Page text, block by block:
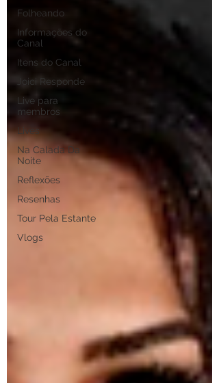
Folheando
Informações do
Canal
Itens do Canal
Joici Responde
Live para
membros
Lives
Na Calada Da
Noite
Reflexões
Resenhas
Tour Pela Estante
Vlogs